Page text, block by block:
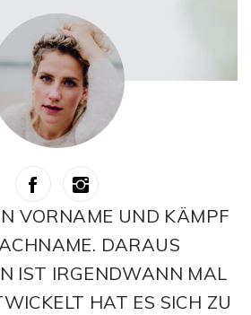
VORNAME UND KÄMPF
DARAUS
IST IRGENDWANN MAL
HAT ES SICH ZU